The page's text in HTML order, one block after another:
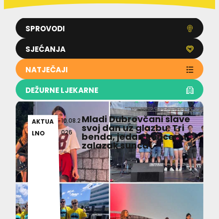
SPROVODI
SJEĆANJA
NATJEČAJI
DEŽURNE LJEKARNE
AKTUA
LNO
10.08.2
026
Mladi Dubrovčani slave
svoj dan uz glazbu: Tri
benda, jedan koncert i
zalazak sunca